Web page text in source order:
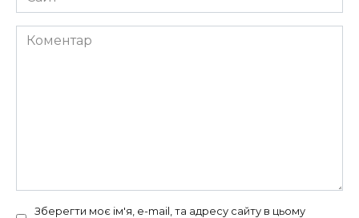
Коментар
Зберегти моє ім'я, e-mail, та адресу сайту в цьому